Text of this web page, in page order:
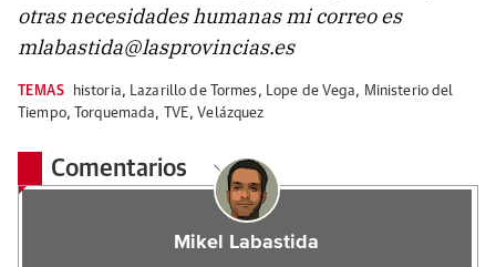
otras necesidades humanas mi correo es
mlabastida@lasprovincias.es
TEMAS historia, Lazarillo de Tormes, Lope de Vega, Ministerio del
Tiempo, Torquemada, TVE, Velázquez
Comentarios
Mikel Labastida